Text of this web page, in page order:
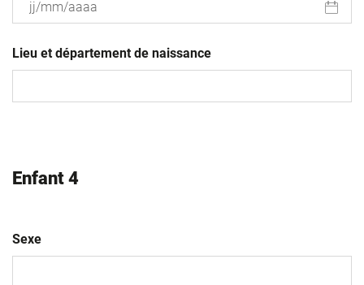
slash
MM
Lieu et département de naissance
Enfant 4
Sexe